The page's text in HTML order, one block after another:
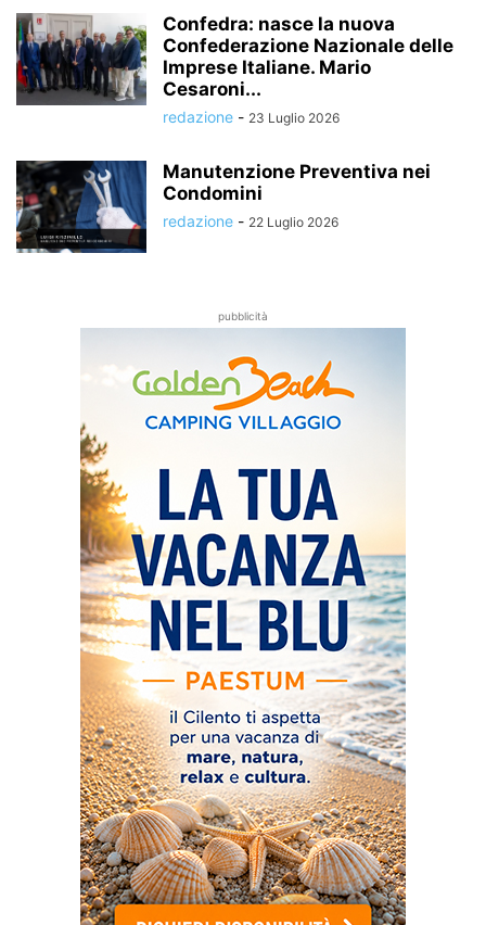
Confedra: nasce la nuova
Confederazione Nazionale delle
Imprese Italiane. Mario
Cesaroni...
redazione - 23 Luglio 2026
Manutenzione Preventiva nei
Condomini
redazione - 22 Luglio 2026
pubblicità